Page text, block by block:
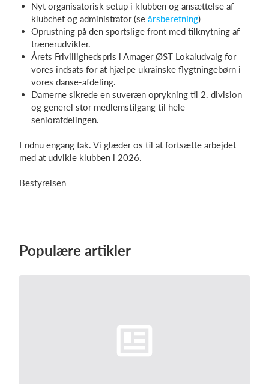
Nyt organisatorisk setup i klubben og ansættelse af
klubchef og administrator (se årsberetning)
Oprustning på den sportslige front med tilknytning af
trænerudvikler.
Årets Frivillighedspris i Amager ØST Lokaludvalg for
vores indsats for at hjælpe ukrainske flygtningebørn i
vores danse-afdeling.
Damerne sikrede en suveræn oprykning til 2. division
og generel stor medlemstilgang til hele
seniorafdelingen.
Endnu engang tak. Vi glæder os til at fortsætte arbejdet
med at udvikle klubben i 2026.
Bestyrelsen
Populære artikler